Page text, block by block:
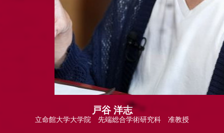
戸谷 洋志
立命館大学大学院 先端総合学術研究科 准教授